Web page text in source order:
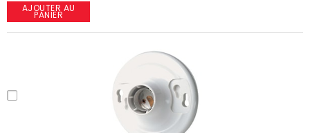
AJOUTER AU
PANIER